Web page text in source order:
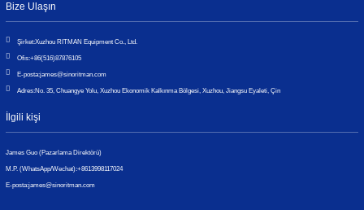
Bize Ulaşın
Şirket:Xuzhou RITMAN Equipment Co., Ltd.
Ofis:+86(516)87876105
E-posta:james@sinoritman.com
Adres:No. 35, Chuangye Yolu, Xuzhou Ekonomik Kalkınma Bölgesi, Xuzhou, Jiangsu Eyaleti, Çin
İlgili kişi
James Guo (Pazarlama Direktörü)
M.P. (WhatsApp/Wechat):+8613998117024
E-posta:james@sinoritman.com